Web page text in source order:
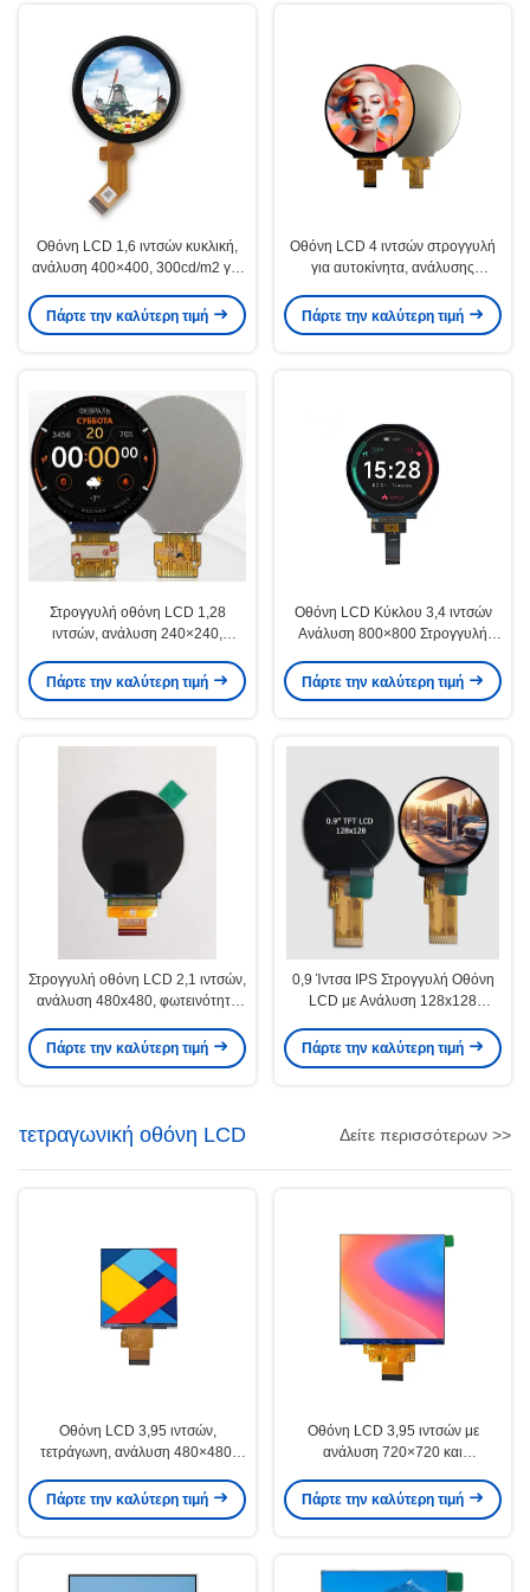
Οθόνη LCD 1,6 ιντσών κυκλική,
ανάλυση 400×400, 300cd/m2 για
Πάρτε την καλύτερη τιμή
Οθόνη LCD 4 ιντσών στρογγυλή
για αυτοκίνητα, ανάλυσης
φωτεινότητας
Πάρτε την καλύτερη τιμή
Στρογγυλή οθόνη LCD 1,28
ιντσών, ανάλυση 240×240,
IPS TFT
Πάρτε την καλύτερη τιμή
Οθόνη LCD Κύκλου 3,4 ιντσών
Ανάλυση 800×800 Στρογγυλή
Θέασης
Πάρτε την καλύτερη τιμή
Στρογγυλή οθόνη LCD 2,1 ιντσών,
ανάλυση 480x480, φωτεινότητα
Πάρτε την καλύτερη τιμή
0,9 Ίντσα IPS Στρογγυλή Οθόνη
LCD με Ανάλυση 128x128
Πάρτε την καλύτερη τιμή
τετραγωνική οθόνη LCD Δείτε περισσότερων >>
Οθόνη LCD 3,95 ιντσών,
τετράγωνη, ανάλυση 480×480,
φωτεινότητας
Πάρτε την καλύτερη τιμή
Οθόνη LCD 3,95 ιντσών με
ανάλυση 720×720 και
Πάρτε την καλύτερη τιμή